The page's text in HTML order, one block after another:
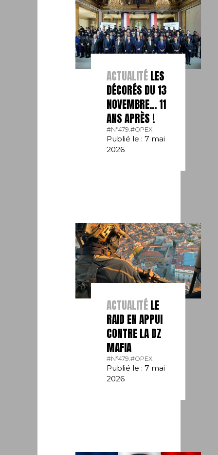
ACTUALITÉLES
DÉCORÉS DU 13
NOVEMBRE… 11
ANS APRÈS !
#N°479.#OPEX.
Publié le : 7 mai
2026
ACTUALITÉLE
RAID EN APPUI
CONTRE LA DZ
MAFIA
#N°479.#OPEX.
Publié le : 7 mai
2026